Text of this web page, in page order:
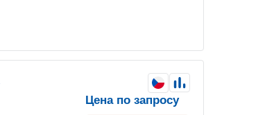
Цена по запросу